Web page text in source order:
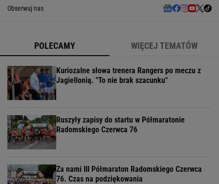
Obserwuj nas
POLECAMY WIĘCEJ TEMATÓW
Kuriozalne słowa trenera Rangers po meczu z
Jagiellonią. "To nie brak szacunku"
Ruszyły zapisy do startu w Półmaratonie
Radomskiego Czerwca 76
Za nami III Półmaraton Radomskiego Czerwca
76. Czas na podziękowania